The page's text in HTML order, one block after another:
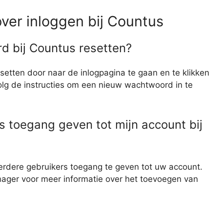
inloggen bij Countus
bij Countus resetten?
door naar de inlogpagina te gaan en te klikken
de instructies om een nieuw wachtwoord in te
toegang geven tot mijn account bij
gebruikers toegang te geven tot uw account.
voor meer informatie over het toevoegen van